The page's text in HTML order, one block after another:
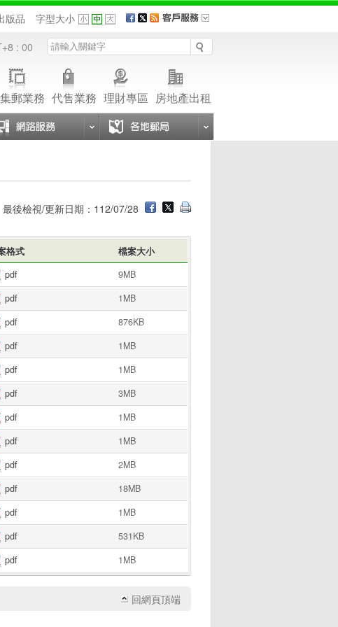
版品 字型大小
: 00
集郵業務 代售業務 理財專區 房地產出租
最後檢視/更新日期：112/07/28
格式
檔案大小
pdf
9MB
pdf
1MB
pdf
876KB
pdf
1MB
pdf
1MB
pdf
3MB
pdf
1MB
pdf
1MB
pdf
2MB
pdf
18MB
pdf
1MB
pdf
531KB
pdf 1MB
回網頁頂端